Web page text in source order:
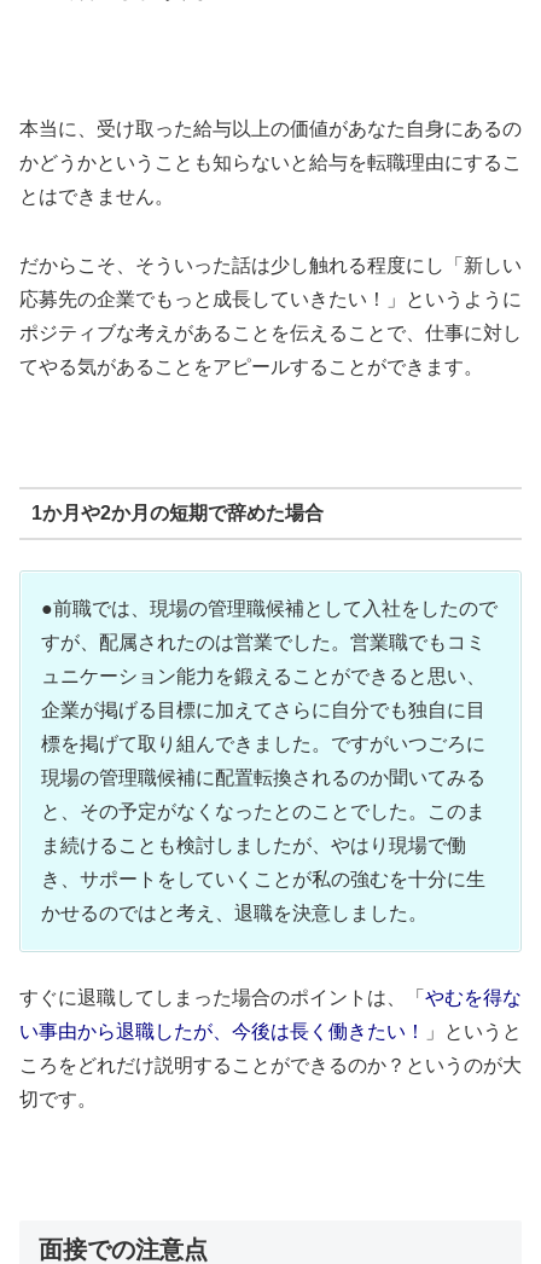
本当に、受け取った給与以上の価値があなた自身にあるの
かどうかということも知らないと給与を転職理由にするこ
とはできません。
だからこそ、そういった話は少し触れる程度にし「新しい
応募先の企業でもっと成長していきたい！」というように
ポジティブな考えがあることを伝えることで、仕事に対し
てやる気があることをアピールすることができます。
1か月や2か月の短期で辞めた場合
●前職では、現場の管理職候補として入社をしたので
すが、配属されたのは営業でした。営業職でもコミ
ュニケーション能力を鍛えることができると思い、
企業が掲げる目標に加えてさらに自分でも独自に目
標を掲げて取り組んできました。ですがいつごろに
現場の管理職候補に配置転換されるのか聞いてみる
と、その予定がなくなったとのことでした。このま
ま続けることも検討しましたが、やはり現場で働
き、サポートをしていくことが私の強むを十分に生
かせるのではと考え、退職を決意しました。
すぐに退職してしまった場合のポイントは、「 やむを得な
い事由から退職したが、今後は長く働きたい！
」というと
ころをどれだけ説明することができるのか？というのが大
切です。
面接での注意点